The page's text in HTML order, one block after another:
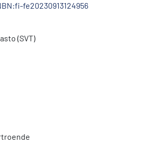
fe20230913124956
(SVT)